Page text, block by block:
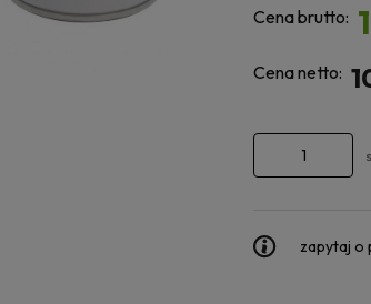
Cena brutto:
Cena netto:
zapytaj o